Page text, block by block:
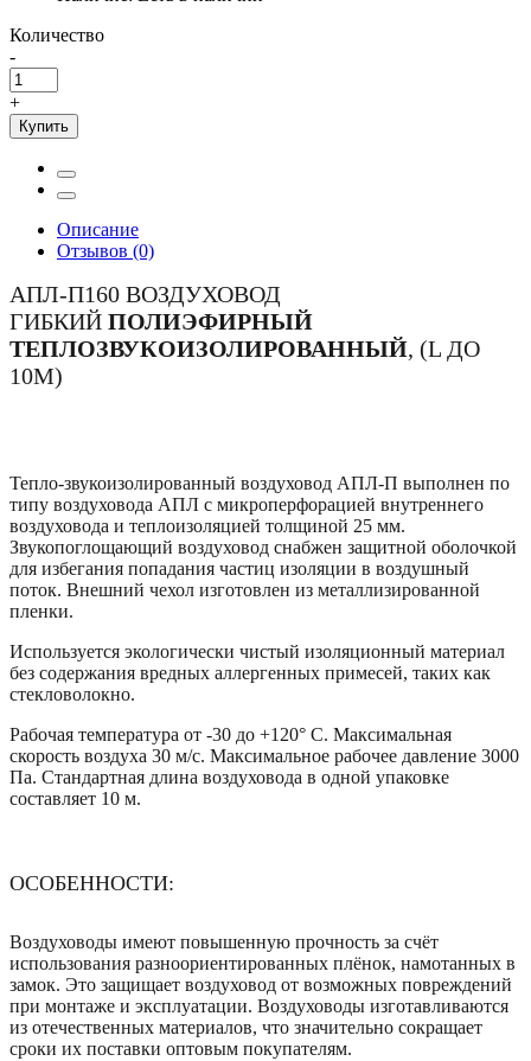
Количество
-
+
Купить
Описание
Отзывов (0)
АПЛ-П160 ВОЗДУХОВОД
ГИБКИЙ ПОЛИЭФИРНЫЙ
ТЕПЛОЗВУКОИЗОЛИРОВАННЫЙ, (L ДО
10М)
Тепло-звукоизолированный воздуховод АПЛ-П выполнен по
типу воздуховода АПЛ с микроперфорацией внутреннего
воздуховода и теплоизоляцией толщиной 25 мм.
Звукопоглощающий воздуховод снабжен защитной оболочкой
для избегания попадания частиц изоляции в воздушный
поток. Внешний чехол изготовлен из металлизированной
пленки.
Используется экологически чистый изоляционный материал
без содержания вредных аллергенных примесей, таких как
стекловолокно.
Рабочая температура от -30 до +120° С. Максимальная
скорость воздуха 30 м/с. Максимальное рабочее давление 3000
Па. Стандартная длина воздуховода в одной упаковке
составляет 10 м.
ОСОБЕННОСТИ:
Воздуховоды имеют повышенную прочность за счёт
использования разноориентированных плёнок, намотанных в
замок. Это защищает воздуховод от возможных повреждений
при монтаже и эксплуатации. Воздуховоды изготавливаются
из отечественных материалов, что значительно сокращает
сроки их поставки оптовым покупателям.